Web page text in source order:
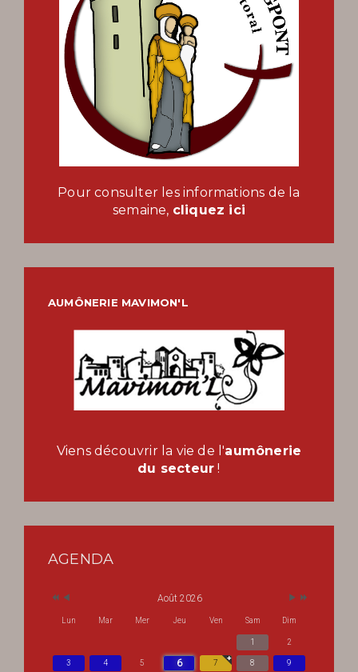
Pour consulter les informations de la
semaine, cliquez ici
AUMÔNERIE MAVIMON'L
Viens découvrir la vie de l'aumônerie
du secteur !
AGENDA
Août 2026
Lun Mar Mer Jeu Ven Sam Dim
1 2
3 4 5 6 7 8 9